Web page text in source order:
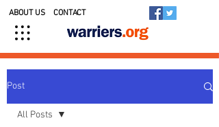
ABOUT US CONTACT
Post
All Posts